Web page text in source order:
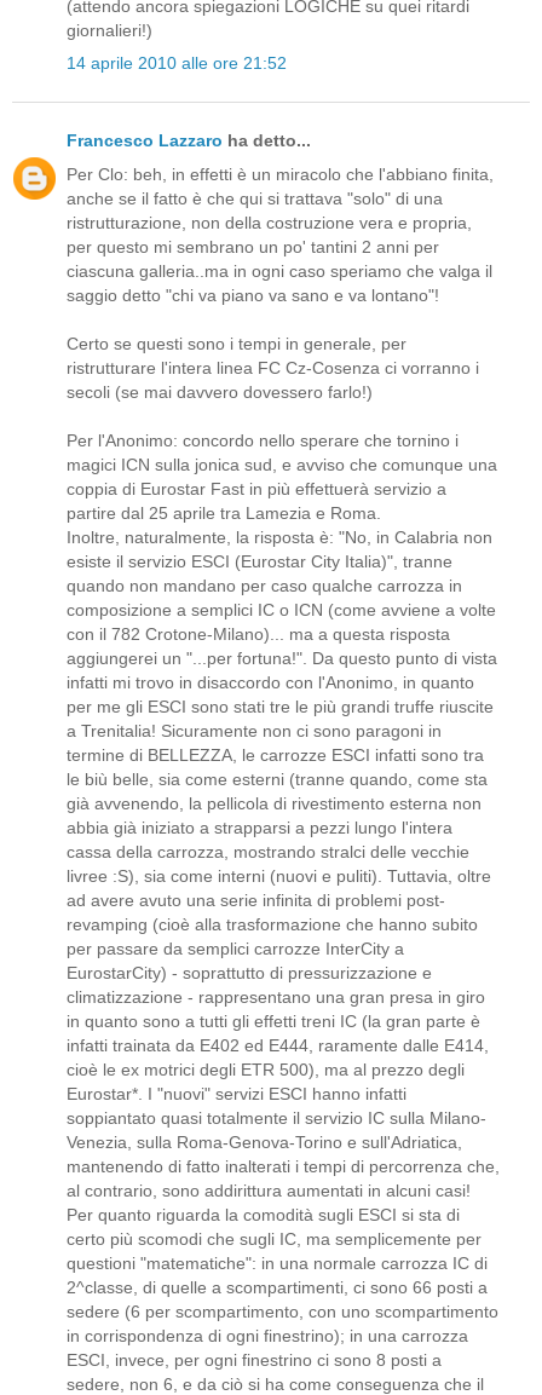
(attendo ancora spiegazioni LOGICHE su quei ritardi
giornalieri!)
14 aprile 2010 alle ore 21:52
Francesco Lazzaro ha detto...
Per Clo: beh, in effetti è un miracolo che l'abbiano finita,
anche se il fatto è che qui si trattava "solo" di una
ristrutturazione, non della costruzione vera e propria,
per questo mi sembrano un po' tantini 2 anni per
ciascuna galleria..ma in ogni caso speriamo che valga il
saggio detto "chi va piano va sano e va lontano"!
Certo se questi sono i tempi in generale, per
ristrutturare l'intera linea FC Cz-Cosenza ci vorranno i
secoli (se mai davvero dovessero farlo!)
Per l'Anonimo: concordo nello sperare che tornino i
magici ICN sulla jonica sud, e avviso che comunque una
coppia di Eurostar Fast in più effettuerà servizio a
partire dal 25 aprile tra Lamezia e Roma.
Inoltre, naturalmente, la risposta è: "No, in Calabria non
esiste il servizio ESCI (Eurostar City Italia)", tranne
quando non mandano per caso qualche carrozza in
composizione a semplici IC o ICN (come avviene a volte
con il 782 Crotone-Milano)... ma a questa risposta
aggiungerei un "...per fortuna!". Da questo punto di vista
infatti mi trovo in disaccordo con l'Anonimo, in quanto
per me gli ESCI sono stati tre le più grandi truffe riuscite
a Trenitalia! Sicuramente non ci sono paragoni in
termine di BELLEZZA, le carrozze ESCI infatti sono tra
le biù belle, sia come esterni (tranne quando, come sta
già avvenendo, la pellicola di rivestimento esterna non
abbia già iniziato a strapparsi a pezzi lungo l'intera
cassa della carrozza, mostrando stralci delle vecchie
livree :S), sia come interni (nuovi e puliti). Tuttavia, oltre
ad avere avuto una serie infinita di problemi post-
revamping (cioè alla trasformazione che hanno subito
per passare da semplici carrozze InterCity a
EurostarCity) - soprattutto di pressurizzazione e
climatizzazione - rappresentano una gran presa in giro
in quanto sono a tutti gli effetti treni IC (la gran parte è
infatti trainata da E402 ed E444, raramente dalle E414,
cioè le ex motrici degli ETR 500), ma al prezzo degli
Eurostar*. I "nuovi" servizi ESCI hanno infatti
soppiantato quasi totalmente il servizio IC sulla Milano-
Venezia, sulla Roma-Genova-Torino e sull'Adriatica,
mantenendo di fatto inalterati i tempi di percorrenza che,
al contrario, sono addirittura aumentati in alcuni casi!
Per quanto riguarda la comodità sugli ESCI si sta di
certo più scomodi che sugli IC, ma semplicemente per
questioni "matematiche": in una normale carrozza IC di
2^classe, di quelle a scompartimenti, ci sono 66 posti a
sedere (6 per scompartimento, con uno scompartimento
in corrispondenza di ogni finestrino); in una carrozza
ESCI, invece, per ogni finestrino ci sono 8 posti a
sedere, non 6, e da ciò si ha come conseguenza che il